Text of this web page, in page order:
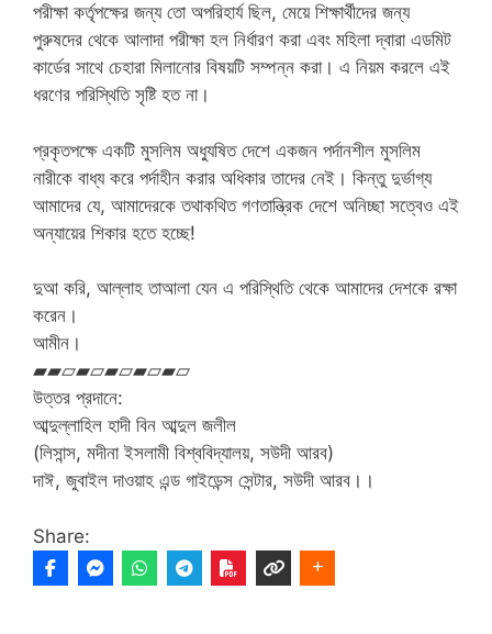
পরীক্ষা কর্তৃপক্ষের জন্য তো অপরিহার্য ছিল, মেয়ে শিক্ষার্থীদের জন্য
পুরুষদের থেকে আলাদা পরীক্ষা হল নির্ধারণ করা এবং মহিলা দ্বারা এডমিট
কার্ডের সাথে চেহারা মিলানোর বিষয়টি সম্পন্ন করা। এ নিয়ম করলে এই
ধরণের পরিস্থিতি সৃষ্টি হত না।
প্রকৃতপক্ষে একটি মুসলিম অধ্যুষিত দেশে একজন পর্দানশীল মুসলিম
নারীকে বাধ্য করে পর্দাহীন করার অধিকার তাদের নেই। কিন্তু দুর্ভাগ্য
আমাদের যে, আমাদেরকে তথাকথিত গণতান্ত্রিক দেশে অনিচ্ছা সত্বেও এই
অন্যায়ের শিকার হতে হচ্ছে!
দুআ করি, আল্লাহ তাআলা যেন এ পরিস্থিতি থেকে আমাদের দেশকে রক্ষা
করেন।
আমীন।
▰▰▱▰▱▰▱▰▱▰▱
উত্তর প্রদানে:
আব্দুল্লাহিল হাদী বিন আব্দুল জলীল
(লিসান্স, মদীনা ইসলামী বিশ্ববিদ্যালয়, সউদী আরব)
দাঈ, জুবাইল দাওয়াহ এন্ড গাইডেন্স সেন্টার, সউদী আরব।।
Share: